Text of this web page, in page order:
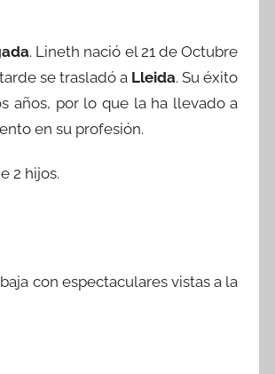
. Lineth nació el 21 de Octubre
se trasladó a Lleida. Su éxito
años, por lo que la ha llevado a
en su profesión.
2 hijos.
con espectaculares vistas a la